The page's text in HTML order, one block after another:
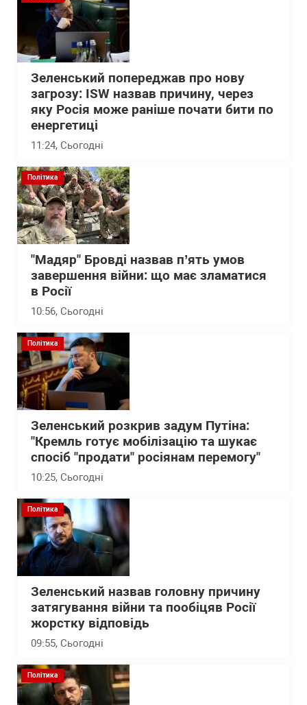
Зеленський попереджав про нову
загрозу: ISW назвав причину, через
яку Росія може раніше почати бити по
енергетиці
11:24, Сьогодні
Політика
"Мадяр" Бровді назвав п’ять умов
завершення війни: що має зламатися
в Росії
10:56, Сьогодні
Політика
Зеленський розкрив задум Путіна:
"Кремль готує мобілізацію та шукає
спосіб "продати" росіянам перемогу"
10:25, Сьогодні
Політика
Зеленський назвав головну причину
затягування війни та пообіцяв Росії
жорстку відповідь
09:55, Сьогодні
Політика